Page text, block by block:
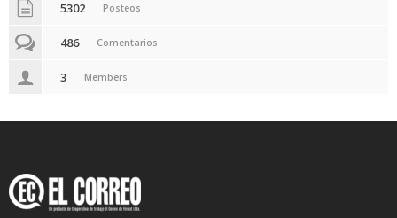
5302 Posteos
486 Comentarios
3 Members